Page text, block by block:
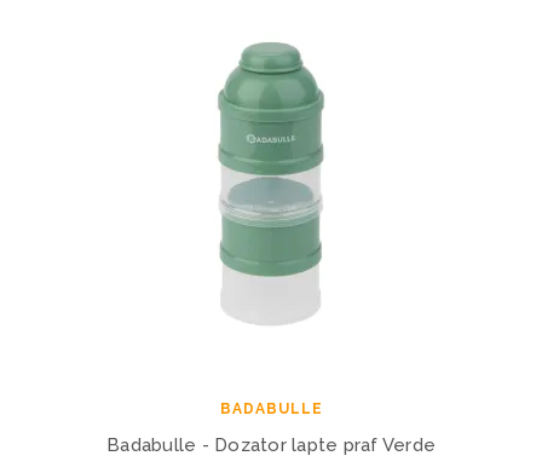
BADABULLE
Badabulle - Dozator lapte praf Verde